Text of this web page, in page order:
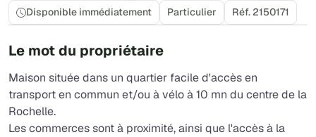
Disponible immédiatement
Particulier Réf. 2150171
Le mot du propriétaire
Maison située dans un quartier facile d'accès en
transport en commun et/ou à vélo à 10 mn du centre de la
Rochelle.
Les commerces sont à proximité, ainsi que l'accès à la